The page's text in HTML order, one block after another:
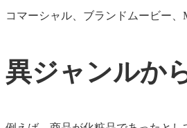
コマーシャル、ブランドムービー
異ジャンルか